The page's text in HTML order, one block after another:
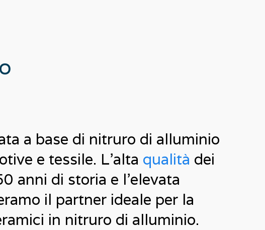
a base di nitruro di alluminio
e tessile. L’alta qualità dei
anni di storia e l’elevata
il partner ideale per la
in nitruro di alluminio.